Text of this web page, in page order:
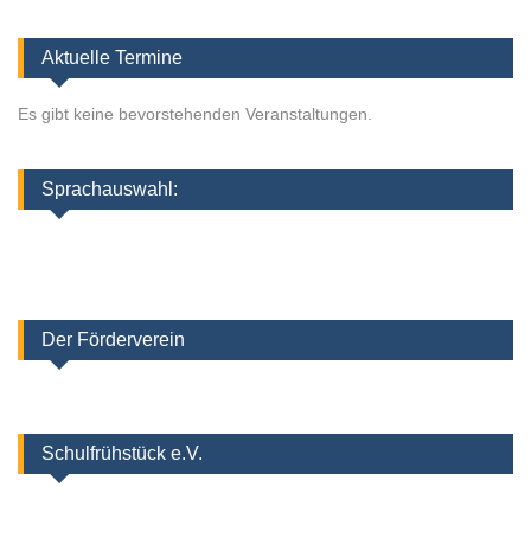
Aktuelle Termine
Es gibt keine bevorstehenden Veranstaltungen.
Sprachauswahl:
Der Förderverein
Schulfrühstück e.V.